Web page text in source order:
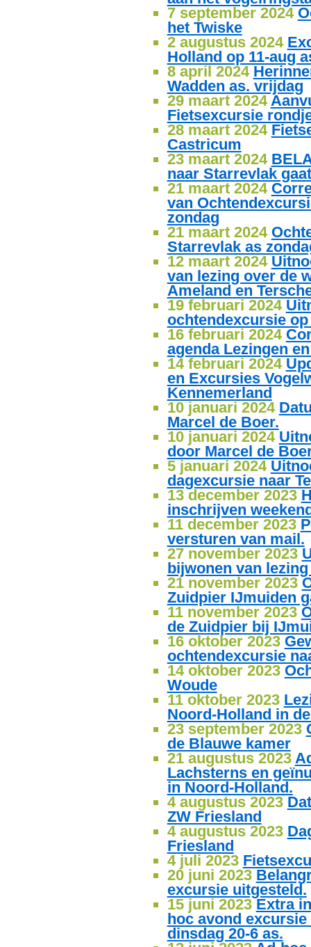
7 september 2024
het Twiske
2 augustus 2024
Holland op 11-aug
8 april 2024
Wadden as. vrijdag
29 maart 2024
Fietsexcursie
28 maart 2024
Castricum
23 maart 2024
naar Starrevlak
21 maart 2024
van
zondag
21 maart 2024
Starrevlak as
12 maart 2024
van lezing over de
Ameland en
19 februari 2024
ochtendexcursie
16 februari 2024
agenda Lezingen
14 februari 2024
en Excursies
Kennemerland
10 januari 2024
Marcel de Boer.
10 januari 2024
door Marcel de
5 januari 2024
dagexcursie naar
13 december 2023
inschrijven
11 december 2023
versturen van mail.
27 november 2023
bijwonen van
21 november 2023
Zuidpier IJmuiden
11 november 2023
de Zuidpier bij
16 oktober 2023
ochtendexcursie
14 oktober 2023
Woude
11 oktober 2023
Noord-Holland in
23 september 2023
de Blauwe kamer
21 augustus 2023
Lachsterns en
in Noord-Holland.
4 augustus 2023
ZW Friesland
4 augustus 2023
Friesland
4 juli 2023
20 juni 2023
excursie uitgesteld.
15 juni 2023 Extra
hoc avond
dinsdag 20-6 as.